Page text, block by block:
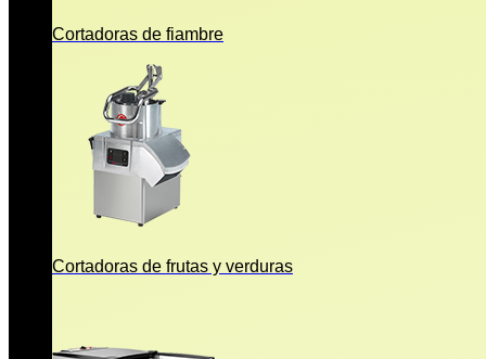
Cortadoras de fiambre
Cortadoras de frutas y verduras